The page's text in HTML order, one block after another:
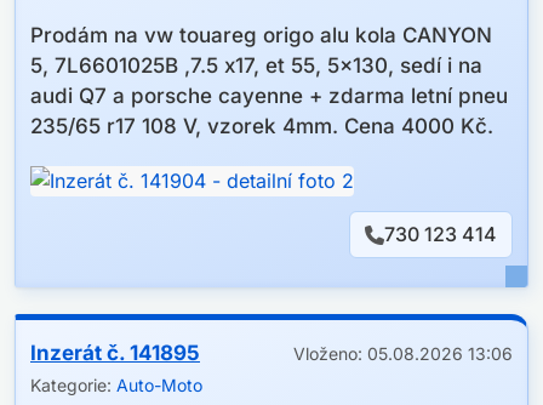
Prodám na vw touareg origo alu kola CANYON
5, 7L6601025B ,7.5 x17, et 55, 5x130, sedí i na
audi Q7 a porsche cayenne + zdarma letní pneu
235/65 r17 108 V, vzorek 4mm. Cena 4000 Kč.
730 123 414
Inzerát č. 141895
Vloženo: 05.08.2026 13:06
Kategorie: Auto-Moto